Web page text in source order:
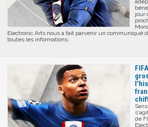
jour
Electronic Arts nous a fait parvenir un communiqué
toutes les informations.
de